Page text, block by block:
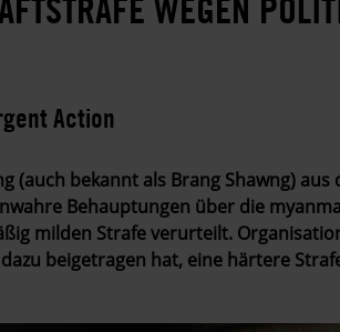
WEGEN
Action
(auch bekannt als Brang Shawng)
Behauptungen über die
milden Strafe verurteilt.
beigetragen hat, eine härtere